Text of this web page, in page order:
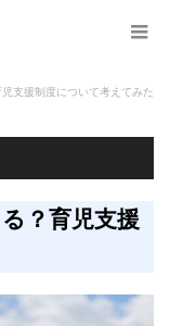
支援制度について考えてみた
？育児支援